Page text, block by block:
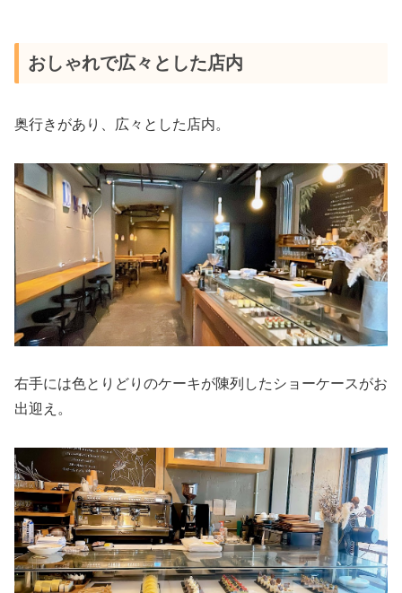
おしゃれで広々とした店内
奥行きがあり、広々とした店内。
右手には色とりどりのケーキが陳列したショーケースがお
出迎え。